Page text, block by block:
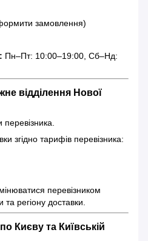
замовлення)
Пн–Пт: 10:00–19:00, Сб–Нд:
відділення Нової
згідно тарифів перевізника:
перевізником
та регіону доставки.
Києву та Київській